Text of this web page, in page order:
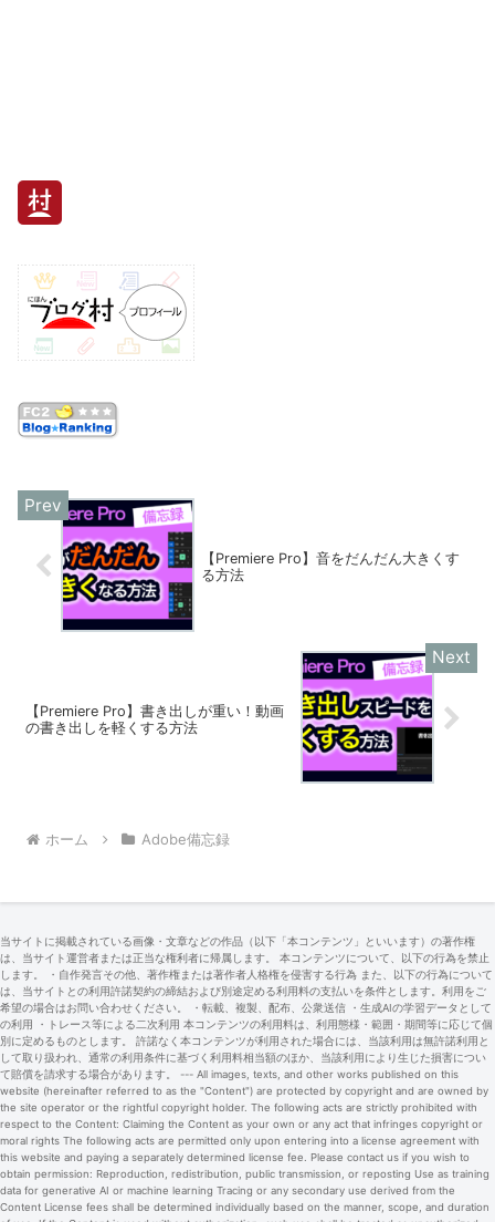
【Premiere Pro】音をだんだん大きくす
る方法
【Premiere Pro】書き出しが重い！動画
の書き出しを軽くする方法
ホーム Adobe備忘録
当サイトに掲載されている画像・文章などの作品（以下「本コンテンツ」といいます）の著作権
は、当サイト運営者または正当な権利者に帰属します。 本コンテンツについて、以下の行為を禁止
します。 ・自作発言その他、著作権または著作者人格権を侵害する行為 また、以下の行為について
は、当サイトとの利用許諾契約の締結および別途定める利用料の支払いを条件とします。利用をご
希望の場合はお問い合わせください。 ・転載、複製、配布、公衆送信 ・生成AIの学習データとして
の利用 ・トレース等による二次利用 本コンテンツの利用料は、利用態様・範囲・期間等に応じて個
別に定めるものとします。 許諾なく本コンテンツが利用された場合には、当該利用は無許諾利用と
して取り扱われ、通常の利用条件に基づく利用料相当額のほか、当該利用により生じた損害につい
て賠償を請求する場合があります。 --- All images, texts, and other works published on this
website (hereinafter referred to as the "Content") are protected by copyright and are owned by
the site operator or the rightful copyright holder. The following acts are strictly prohibited with
respect to the Content: Claiming the Content as your own or any act that infringes copyright or
moral rights The following acts are permitted only upon entering into a license agreement with
this website and paying a separately determined license fee. Please contact us if you wish to
obtain permission: Reproduction, redistribution, public transmission, or reposting Use as training
data for generative AI or machine learning Tracing or any secondary use derived from the
Content License fees shall be determined individually based on the manner, scope, and duration